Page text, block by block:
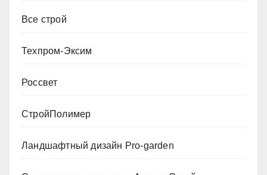
Все строй
Техпром-Эксим
Россвет
СтройПолимер
Ландшафтный дизайн Pro-garden